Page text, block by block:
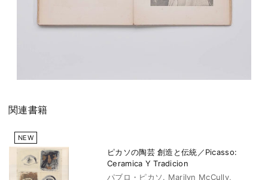
関連書籍
NEW
ピカソの陶芸 創造と伝統／Picasso:
Ceramica Y Tradicion
パブロ・ピカソ. Marilyn McCully,